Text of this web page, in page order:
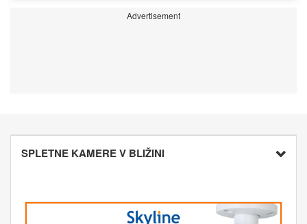
Advertisement
SPLETNE KAMERE V BLIŽINI